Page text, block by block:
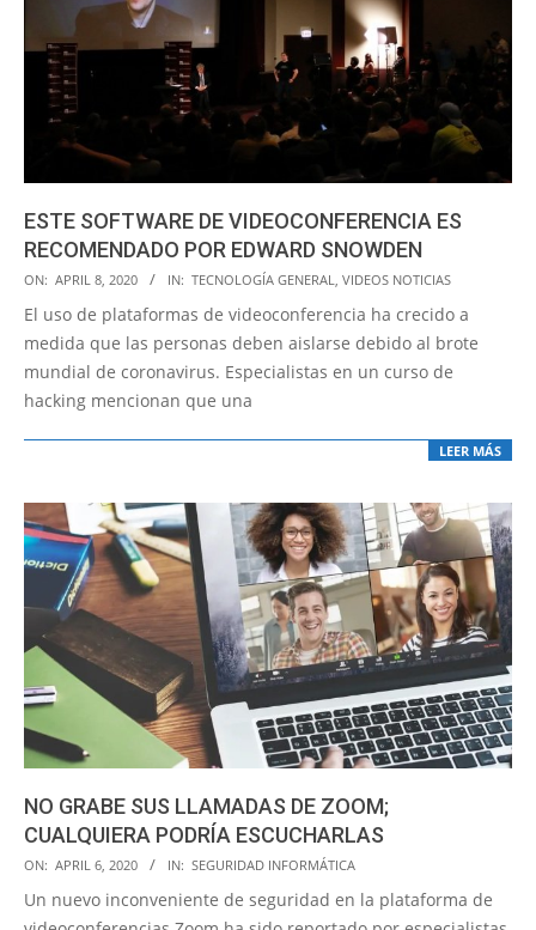
ESTE SOFTWARE DE VIDEOCONFERENCIA ES
RECOMENDADO POR EDWARD SNOWDEN
2020-
04-
08
ON: APRIL 8, 2020 IN: TECNOLOGÍA GENERAL, VIDEOS NOTICIAS
El uso de plataformas de videoconferencia ha crecido a
medida que las personas deben aislarse debido al brote
mundial de coronavirus. Especialistas en un curso de
hacking mencionan que una
LEER MÁS
NO GRABE SUS LLAMADAS DE ZOOM;
CUALQUIERA PODRÍA ESCUCHARLAS
2020-
04-
06
ON: APRIL 6, 2020 IN: SEGURIDAD INFORMÁTICA
Un nuevo inconveniente de seguridad en la plataforma de